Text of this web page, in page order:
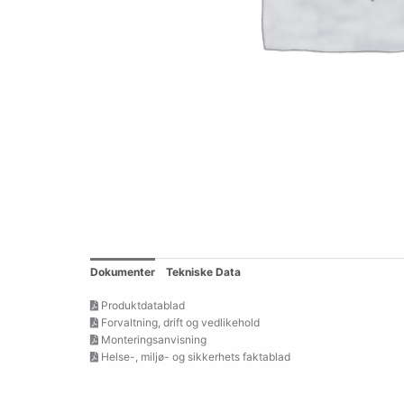
Dokumenter Tekniske Data
Produktdatablad
Forvaltning, drift og vedlikehold
Monteringsanvisning
Helse-, miljø- og sikkerhets faktablad